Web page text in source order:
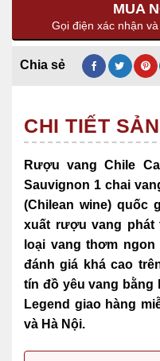
MUA
Gọi điện xác nhận
CHI TIẾT
Rượu vang Chile
Sauvignon 1 chai
(Chilean wine) quốc
xuất rượu vang
loại vang thơm
đánh giá khá cao
tín đồ yêu vang bằng
Legend giao hàng
và Hà Nội.